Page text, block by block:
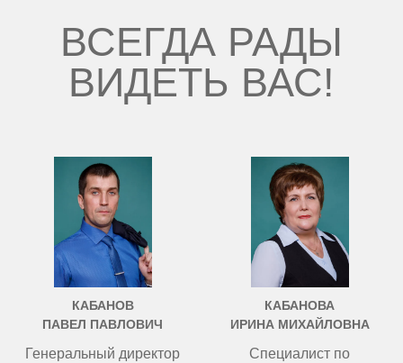
ВСЕГДА РАДЫ
ВИДЕТЬ ВАС!
КАБАНОВ
ПАВЕЛ ПАВЛОВИЧ
Генеральный директор
КАБАНОВА
ИРИНА МИХАЙЛОВНА
Специалист по